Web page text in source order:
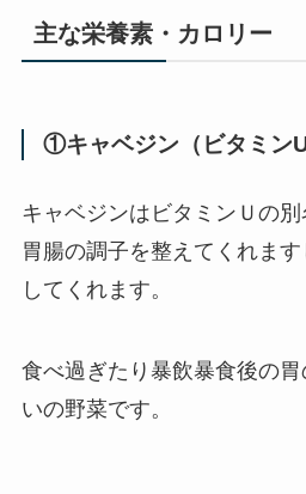
主な栄養素・カロリー
①キャベジン（ビタミンU
キャベジンはビタミンＵの別
胃腸の調子を整えてくれま
してくれます。
食べ過ぎたり暴飲暴食後の
いの野菜です。